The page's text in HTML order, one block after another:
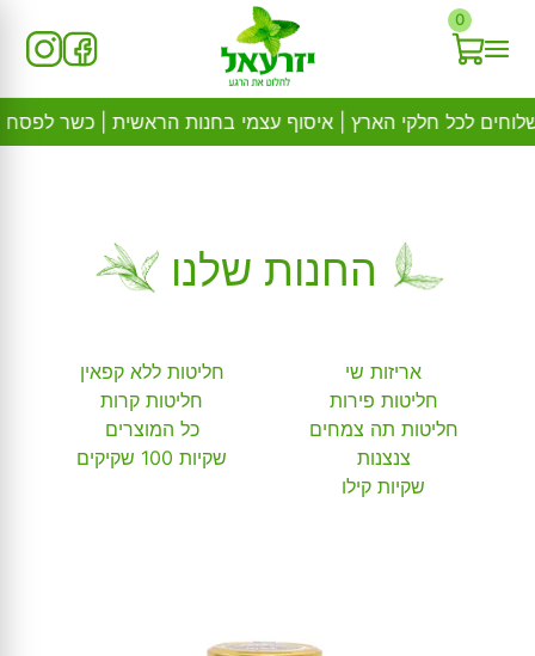
content
0
החנות שלנו
אריזות שי
חליטות ללא קפאין
חליטות פירות
חליטות קרות
חליטות תה צמחים
כל המוצרים
צנצנות
שקיות 100 שקיקים
שקיות קילו